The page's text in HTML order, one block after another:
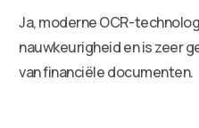
Ja, moderne OCR-
nauwkeurigheid en is zeer
van financiële documenten.